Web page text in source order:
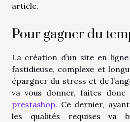
article.
Pour gagner du
La création d’un site en
fastidieuse, complexe et
épargner du stress et de
va vous donner, faites donc
prestashop. Ce dernier,
les qualités requises va